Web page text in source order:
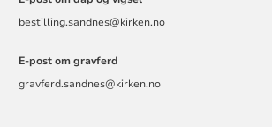
bestilling.sandnes@kirken.no
E-post om gravferd
gravferd.sandnes@kirken.no